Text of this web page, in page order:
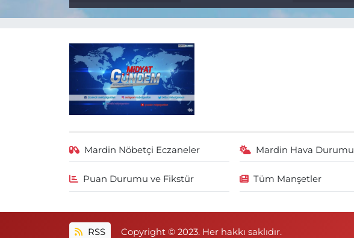
Mardin Nöbetçi Eczaneler Mardin Hava Durumu
Puan Durumu ve Fikstür Tüm Manşetler
RSS Copyright © 2023. Her hakkı saklıdır.